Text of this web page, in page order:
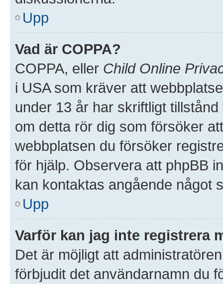
Upp
Vad är COPPA?
COPPA, eller Child Online
i USA som kräver att
under 13 år har skriftligt
om detta rör dig som försöker
webbplatsen du försöker
för hjälp. Observera att phpBB
kan kontaktas angående något
Upp
Varför kan jag inte registrera
Det är möjligt att
förbjudit det användarnamn du